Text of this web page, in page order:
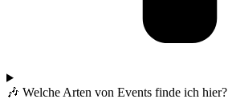
🎶 Welche Arten von Events finde ich hier?